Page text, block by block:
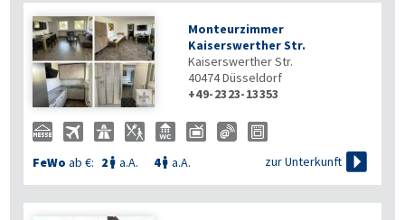

Monteurzimmer
Kaiserswerther Str.
Kaiserswerther Str.
40474Düsseldorf
+49-2323-13353
FeWo ab €: 2  a.A. 4 a.A. zur Unterkunft 